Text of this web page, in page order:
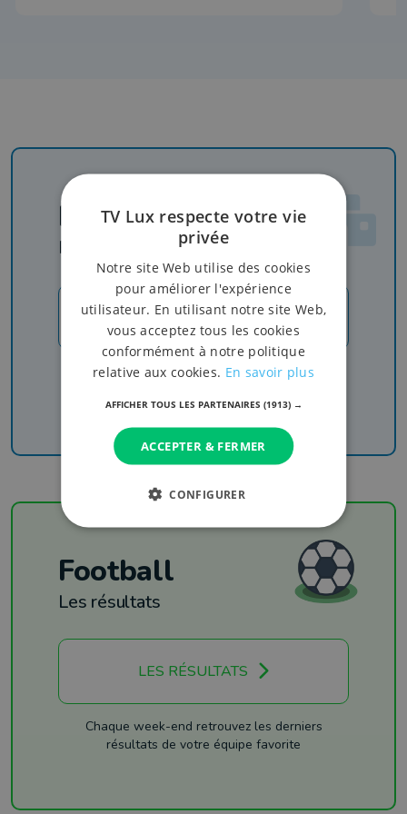
Newsletter
Rejoignez-nous
JE M'INSCRIS
Recevez nos newsletters pour ne rien manquer
Football
Les résultats
LES RÉSULTATS
Chaque week-end retrouvez les derniers
résultats de votre équipe favorite
TV Lux respecte votre vie
privée
Notre site Web utilise des cookies
pour améliorer l'expérience
utilisateur. En utilisant notre site Web,
vous acceptez tous les cookies
conformément à notre politique
relative aux cookies. En savoir plus
AFFICHER TOUS LES PARTENAIRES (1913) →
ACCEPTER & FERMER
CONFIGURER